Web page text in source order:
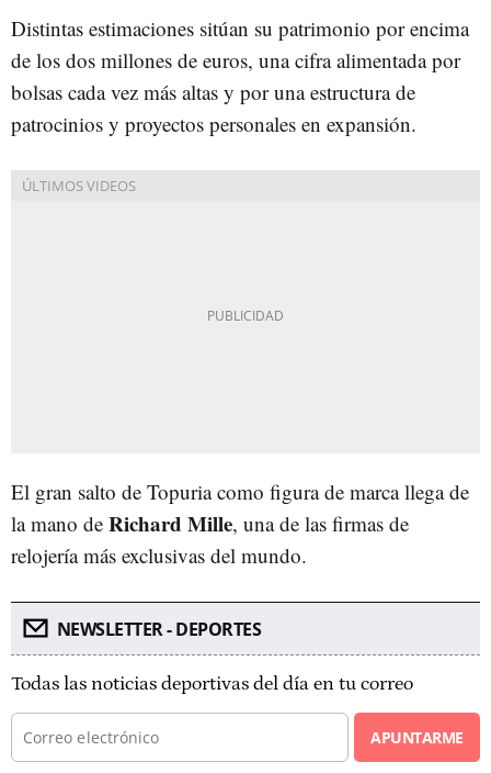
Distintas estimaciones sitúan su patrimonio por encima
de los dos millones de euros, una cifra alimentada por
bolsas cada vez más altas y por una estructura de
patrocinios y proyectos personales en expansión.
El gran salto de Topuria como figura de marca llega de
la mano de Richard Mille, una de las firmas de
relojería más exclusivas del mundo.
NEWSLETTER - DEPORTES
Todas las noticias deportivas del día en tu correo
APUNTARME